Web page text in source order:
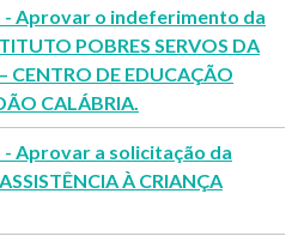
- Aprovar o indeferimento da
POBRES SERVOS DA
CENTRO DE EDUCAÇÃO
CALÁBRIA.
- Aprovar a solicitação da
À CRIANÇA